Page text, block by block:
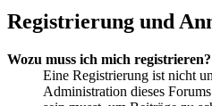
Registrierung und
Wozu muss ich mich registrieren?
Eine Registrierung ist nicht
Administration dieses